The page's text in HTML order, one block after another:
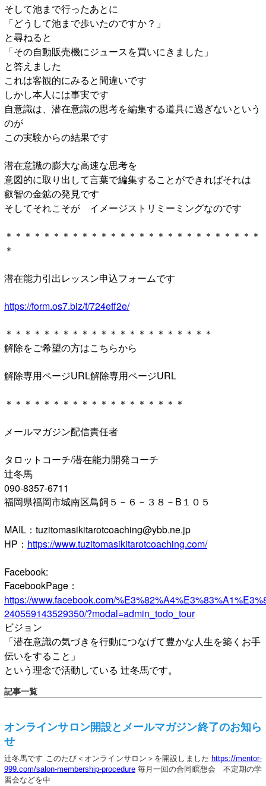
そして池まで行ったあとに
「どうして池まで歩いたのですか？」
と尋ねると
「その自動販売機にジュースを買いにきました」
と答えました
これは客観的にみると間違いです
しかし本人には事実です
自意識は、潜在意識の思考を編集する道具に過ぎないという
のが
この実験からの結果です
潜在意識の膨大な高速な思考を
意図的に取り出して言葉で編集することができればそれは
叡智の金鉱の発見です
そしてそれこそが イメージストリミーミングなのです
＊＊＊＊＊＊＊＊＊＊＊＊＊＊＊＊＊＊＊＊＊＊＊＊＊＊＊
＊
潜在能力引出レッスン申込フォームです
https://form.os7.biz/f/724eff2e/
＊＊＊＊＊＊＊＊＊＊＊＊＊＊＊＊＊＊＊＊＊＊
解除をご希望の方はこちらから
解除専用ページURL解除専用ページURL
＊＊＊＊＊＊＊＊＊＊＊＊＊＊＊＊＊＊＊
メールマガジン配信責任者
タロットコーチ/潜在能力開発コーチ
辻冬馬
090-8357-6711
福岡県福岡市城南区鳥飼５－６－３８－B１０５
MAIL：tuzitomasikitarotcoaching@ybb.ne.jp
HP： https://www.tuzitomasikitarotcoaching.com/
Facebook:
FacebookPage：
https://www.facebook.com/
240559143529350/?modal=admin_todo_tour
ビジョン
「潜在意識の気づきを行動につなげて豊かな人生を築くお手
伝いをすること」
という理念で活動している 辻冬馬です。
記事一覧
オンラインサロン開設とメールマガジン終了のお知ら
せ
辻冬馬です このたび＜オンラインサロン＞を開設しました https://mentor-
999.com/salon-membership-procedure 毎月一回の合同瞑想会 不定期の学
習会などを中